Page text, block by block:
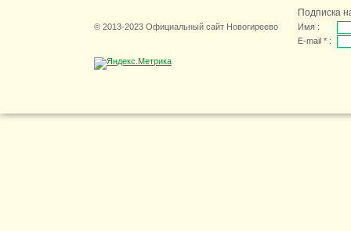
© 2013-2023 Официальный сайт Новогиреево
Подписка
Имя :
E-mail * :